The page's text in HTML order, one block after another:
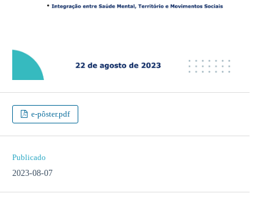
e-pôster.pdf
Publicado
2023-08-07